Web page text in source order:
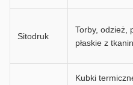
Sitodruk
Torby, odzież,
płaskie z tkanin
Kubki